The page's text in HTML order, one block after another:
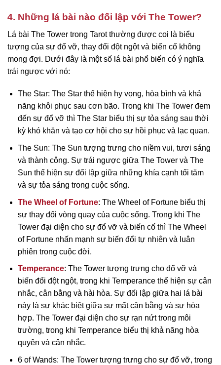
4. Những lá bài nào đối lập với The Tower?
Lá bài The Tower trong Tarot thường được coi là biểu
tượng của sự đổ vỡ, thay đổi đột ngột và biến cố không
mong đợi. Dưới đây là một số lá bài phổ biến có ý nghĩa
trái ngược với nó:
The Star: The Star thể hiện hy vọng, hòa bình và khả
năng khôi phục sau cơn bão. Trong khi The Tower đem
đến sự đổ vỡ thì The Star biểu thị sự tỏa sáng sau thời
kỳ khó khăn và tạo cơ hội cho sự hồi phục và lạc quan.
The Sun: The Sun tượng trưng cho niềm vui, tươi sáng
và thành công. Sự trái ngược giữa The Tower và The
Sun thể hiện sự đối lập giữa những khía cạnh tối tăm
và sự tỏa sáng trong cuộc sống.
The Wheel of Fortune: The Wheel of Fortune biểu thị
sự thay đổi vòng quay của cuộc sống. Trong khi The
Tower đại diện cho sự đổ vỡ và biến cố thì The Wheel
of Fortune nhấn mạnh sự biến đổi tự nhiên và luân
phiên trong cuộc đời.
Temperance: The Tower tượng trưng cho đổ vỡ và
biến đổi đột ngột, trong khi Temperance thể hiện sự cân
nhắc, cân bằng và hài hòa. Sự đối lập giữa hai lá bài
này là sự khác biệt giữa sự mất cân bằng và sự hòa
hợp. The Tower đại diện cho sự rạn nứt trong môi
trường, trong khi Temperance biểu thị khả năng hòa
quyện và cân nhắc.
6 of Wands: The Tower tượng trưng cho sự đổ vỡ, trong